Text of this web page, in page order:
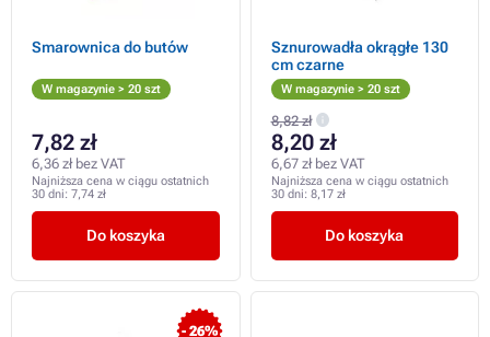
Smarownica do butów
W magazynie > 20 szt
7,82 zł
6,36 zł bez VAT
Najniższa cena w ciągu ostatnich
30 dni: 7,74 zł
Do koszyka
Sznurowadła okrągłe 130
cm czarne
W magazynie > 20 szt
8,82 zł
8,20 zł
6,67 zł bez VAT
Najniższa cena w ciągu ostatnich
30 dni: 8,17 zł
Do koszyka
- 26%